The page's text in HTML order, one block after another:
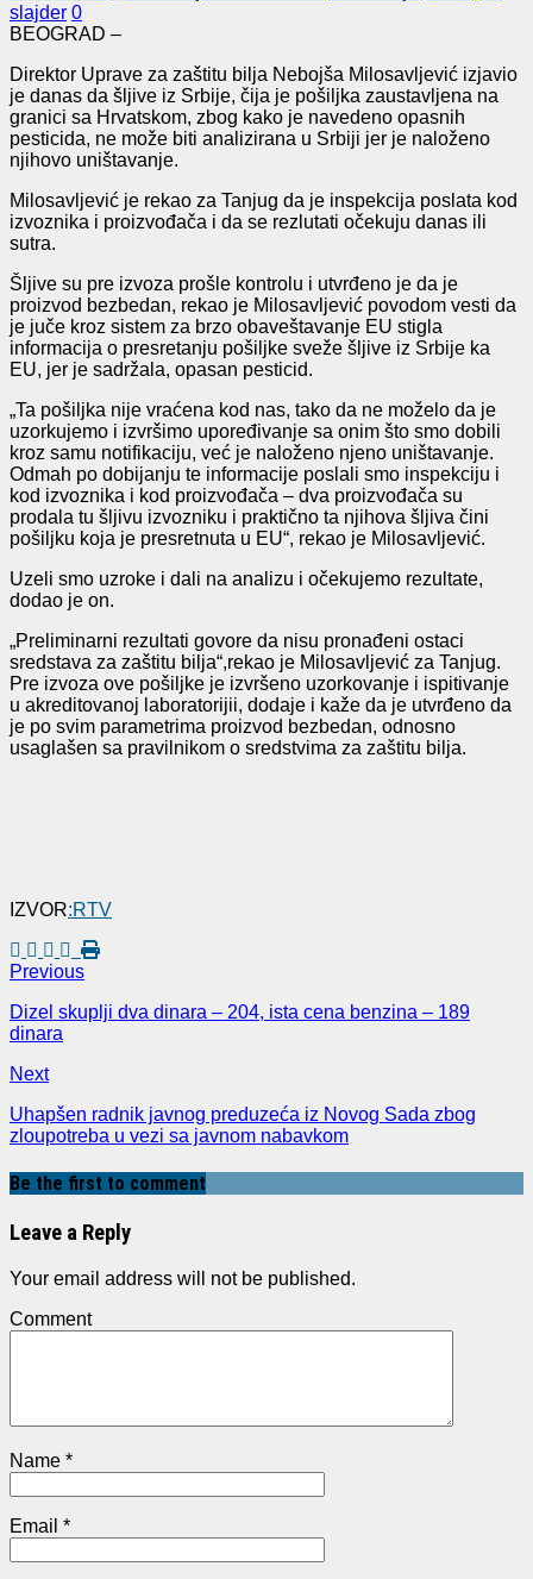
slajder 0
BEOGRAD –
Direktor Uprave za zaštitu bilja Nebojša Milosavljević izjavio
je danas da šljive iz Srbije, čija je pošiljka zaustavljena na
granici sa Hrvatskom, zbog kako je navedeno opasnih
pesticida, ne može biti analizirana u Srbiji jer je naloženo
njihovo uništavanje.
Milosavljević je rekao za Tanjug da je inspekcija poslata kod
izvoznika i proizvođača i da se rezlutati očekuju danas ili
sutra.
Šljive su pre izvoza prošle kontrolu i utvrđeno je da je
proizvod bezbedan, rekao je Milosavljević povodom vesti da
je juče kroz sistem za brzo obaveštavanje EU stigla
informacija o presretanju pošiljke sveže šljive iz Srbije ka
EU, jer je sadržala, opasan pesticid.
„Ta pošiljka nije vraćena kod nas, tako da ne moželo da je
uzorkujemo i izvršimo upoređivanje sa onim što smo dobili
kroz samu notifikaciju, već je naloženo njeno uništavanje.
Odmah po dobijanju te informacije poslali smo inspekciju i
kod izvoznika i kod proizvođača – dva proizvođača su
prodala tu šljivu izvozniku i praktično ta njihova šljiva čini
pošiljku koja je presretnuta u EU“, rekao je Milosavljević.
Uzeli smo uzroke i dali na analizu i očekujemo rezultate,
dodao je on.
„Preliminarni rezultati govore da nisu pronađeni ostaci
sredstava za zaštitu bilja“,rekao je Milosavljević za Tanjug.
Pre izvoza ove pošiljke je izvršeno uzorkovanje i ispitivanje
u akreditovanoj laboratorijii, dodaje i kaže da je utvrđeno da
je po svim parametrima proizvod bezbedan, odnosno
usaglašen sa pravilnikom o sredstvima za zaštitu bilja.
IZVOR:RTV
Previous
Dizel skuplji dva dinara – 204, ista cena benzina – 189
dinara
Next
Uhapšen radnik javnog preduzeća iz Novog Sada zbog
zloupotreba u vezi sa javnom nabavkom
Be the first to comment
Leave a Reply
Your email address will not be published.
Comment
Name *
Email *